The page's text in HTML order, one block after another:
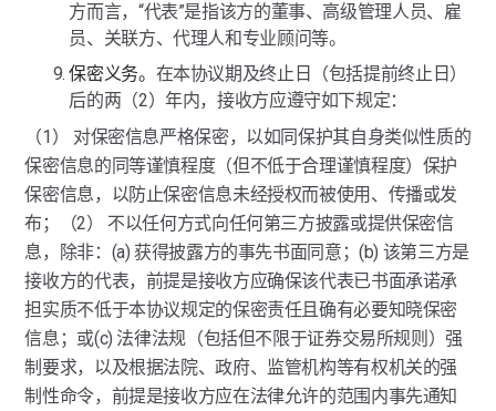
方而言，“代表”是指该方的董事、高级管理人员、雇
员、关联方、代理人和专业顾问等。
保密义务。 在本协议期及终止日（包括提前终止日）
后的两（2）年内，接收方应遵守如下规定：
（1） 对保密信息严格保密，以如同保护其自身类似性质的
保密信息的同等谨慎程度（但不低于合理谨慎程度）保护
保密信息，以防止保密信息未经授权而被使用、传播或发
布；（2） 不以任何方式向任何第三方披露或提供保密信
息，除非：(a) 获得披露方的事先书面同意；(b) 该第三方是
接收方的代表，前提是接收方应确保该代表已书面承诺承
担实质不低于本协议规定的保密责任且确有必要知晓保密
信息；或(c) 法律法规（包括但不限于证券交易所规则）强
制要求，以及根据法院、政府、监管机构等有权机关的强
制性命令，前提是接收方应在法律允许的范围内事先通知